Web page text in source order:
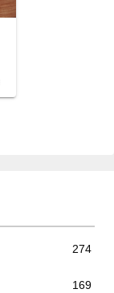
274
169